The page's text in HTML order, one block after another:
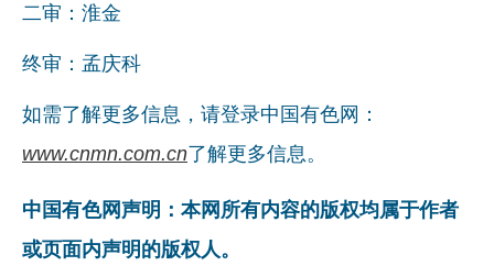
二审：淮金
终审：孟庆科
如需了解更多信息，请登录中国有色网：
www.cnmn.com.cn了解更多信息。
中国有色网声明：本网所有内容的版权均属于作者
或页面内声明的版权人。